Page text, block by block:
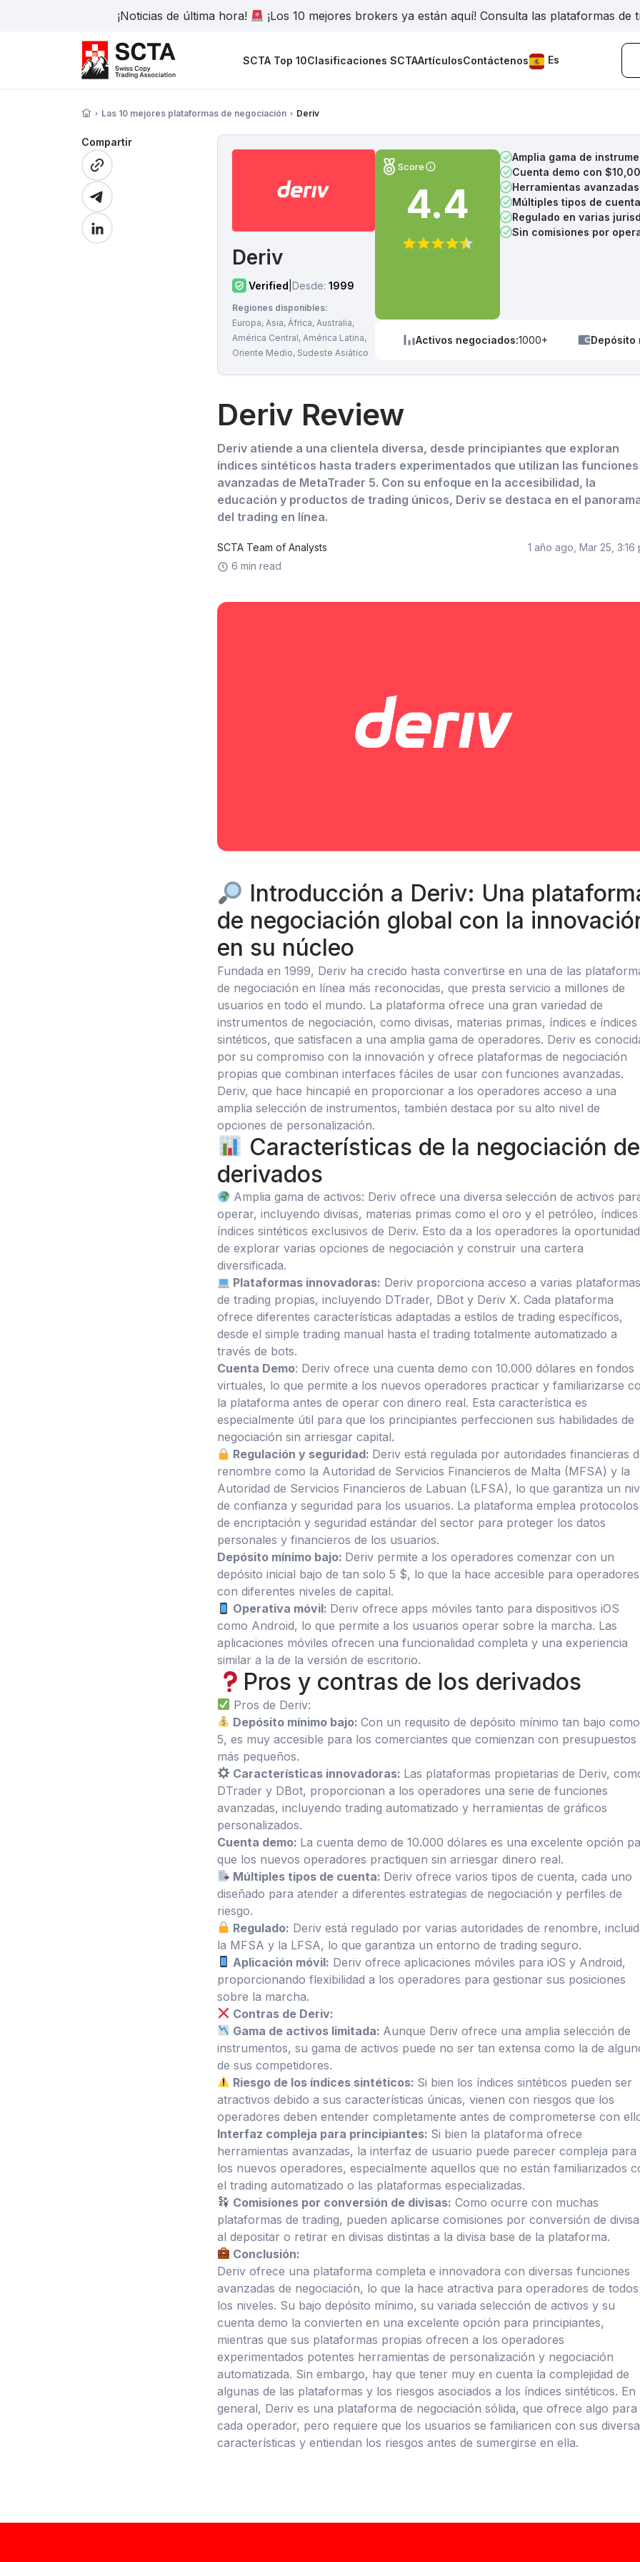
¡Noticias de última hora! ¡Los 10 mejores brokers ya están aquí! Consulta las plataformas
SCTA Top 10Clasificaciones SCTAArtículosContáctenos Es
Las 10 mejores plataformas de negociación Deriv
Compartir
Deriv
Verified Desde: 1999
Regiones disponibles:
Europa, Asia, África, Australia,
América Central, América Latina,
Oriente Medio, Sudeste Asiático
Score
4.4
Amplia gama de
Cuenta demo con
Herramientas
Múltiples tipos de cuenta
Regulado en varias
Sin comisiones por
Activos negociados:1000+ Depósito
Deriv Review
Deriv atiende a una clientela diversa, desde principiantes que exploran
índices sintéticos hasta traders experimentados que utilizan las funciones
avanzadas de MetaTrader 5. Con su enfoque en la accesibilidad, la
educación y productos de trading únicos, Deriv se destaca en el
del trading en línea.
SCTA Team of Analysts
6 min read
1 año ago, Mar 25, 3:16
Introducción a Deriv: Una
de negociación global con la
en su núcleo
Fundada en 1999, Deriv ha crecido hasta convertirse en una de las
de negociación en línea más reconocidas, que presta servicio a millones de
usuarios en todo el mundo. La plataforma ofrece una gran variedad de
instrumentos de negociación, como divisas, materias primas, índices e índices
sintéticos, que satisfacen a una amplia gama de operadores. Deriv es
por su compromiso con la innovación y ofrece plataformas de negociación
propias que combinan interfaces fáciles de usar con funciones avanzadas.
Deriv, que hace hincapié en proporcionar a los operadores acceso a una
amplia selección de instrumentos, también destaca por su alto nivel de
opciones de personalización.
Características de la negociación de
derivados
Amplia gama de activos: Deriv ofrece una diversa selección de activos
operar, incluyendo divisas, materias primas como el oro y el petróleo, índices
índices sintéticos exclusivos de Deriv. Esto da a los operadores la oportunidad
de explorar varias opciones de negociación y construir una cartera
diversificada.
Plataformas innovadoras: Deriv proporciona acceso a varias
de trading propias, incluyendo DTrader, DBot y Deriv X. Cada plataforma
ofrece diferentes características adaptadas a estilos de trading específicos,
desde el simple trading manual hasta el trading totalmente automatizado a
través de bots.
Cuenta Demo: Deriv ofrece una cuenta demo con 10.000 dólares en fondos
virtuales, lo que permite a los nuevos operadores practicar y familiarizarse
la plataforma antes de operar con dinero real. Esta característica es
especialmente útil para que los principiantes perfeccionen sus habilidades de
negociación sin arriesgar capital.
Regulación y seguridad: Deriv está regulada por autoridades financieras
renombre como la Autoridad de Servicios Financieros de Malta (MFSA) y la
Autoridad de Servicios Financieros de Labuan (LFSA), lo que garantiza un
de confianza y seguridad para los usuarios. La plataforma emplea protocolos
de encriptación y seguridad estándar del sector para proteger los datos
personales y financieros de los usuarios.
Depósito mínimo bajo: Deriv permite a los operadores comenzar con un
depósito inicial bajo de tan solo 5 $, lo que la hace accesible para operadores
con diferentes niveles de capital.
Operativa móvil: Deriv ofrece apps móviles tanto para dispositivos iOS
como Android, lo que permite a los usuarios operar sobre la marcha. Las
aplicaciones móviles ofrecen una funcionalidad completa y una experiencia
similar a la de la versión de escritorio.
Pros y contras de los derivados
Pros de Deriv:
Depósito mínimo bajo:Con un requisito de depósito mínimo tan bajo
5, es muy accesible para los comerciantes que comienzan con presupuestos
más pequeños.
Características innovadoras: Las plataformas propietarias de Deriv,
DTrader y DBot, proporcionan a los operadores una serie de funciones
avanzadas, incluyendo trading automatizado y herramientas de gráficos
personalizados.
Cuenta demo: La cuenta demo de 10.000 dólares es una excelente opción
que los nuevos operadores practiquen sin arriesgar dinero real.
Múltiples tipos de cuenta: Deriv ofrece varios tipos de cuenta, cada uno
diseñado para atender a diferentes estrategias de negociación y perfiles de
riesgo.
Regulado: Deriv está regulado por varias autoridades de renombre,
la MFSA y la LFSA, lo que garantiza un entorno de trading seguro.
Aplicación móvil: Deriv ofrece aplicaciones móviles para iOS y Android,
proporcionando flexibilidad a los operadores para gestionar sus posiciones
sobre la marcha.
Contras de Deriv:
Gama de activos limitada: Aunque Deriv ofrece una amplia selección de
instrumentos, su gama de activos puede no ser tan extensa como la de
de sus competidores.
Riesgo de los índices sintéticos: Si bien los índices sintéticos pueden ser
atractivos debido a sus características únicas, vienen con riesgos que los
operadores deben entender completamente antes de comprometerse con
Interfaz compleja para principiantes: Si bien la plataforma ofrece
herramientas avanzadas, la interfaz de usuario puede parecer compleja para
los nuevos operadores, especialmente aquellos que no están familiarizados
el trading automatizado o las plataformas especializadas.
Comisiones por conversión de divisas: Como ocurre con muchas
plataformas de trading, pueden aplicarse comisiones por conversión de
al depositar o retirar en divisas distintas a la divisa base de la plataforma.
Conclusión:
Deriv ofrece una plataforma completa e innovadora con diversas funciones
avanzadas de negociación, lo que la hace atractiva para operadores de todos
los niveles. Su bajo depósito mínimo, su variada selección de activos y su
cuenta demo la convierten en una excelente opción para principiantes,
mientras que sus plataformas propias ofrecen a los operadores
experimentados potentes herramientas de personalización y negociación
automatizada. Sin embargo, hay que tener muy en cuenta la complejidad de
algunas de las plataformas y los riesgos asociados a los índices sintéticos. En
general, Deriv es una plataforma de negociación sólida, que ofrece algo para
cada operador, pero requiere que los usuarios se familiaricen con sus
características y entiendan los riesgos antes de sumergirse en ella.